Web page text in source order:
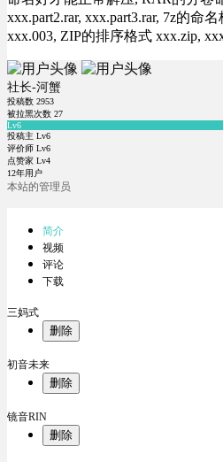
xxx.part2.rar, xxx.part3.rar, 7z的命
xxx.003, ZIP的排序格式 xxx.zip,
社长-河蟹
投稿数 2953
被拉黑次数 27
Lv6
投稿主 Lv6
评价师 Lv6
点赞家 Lv4
12年用户
本站的管理员
简介
视频
评论
下载
三妈式
删除
初音未来
删除
镜音RIN
删除